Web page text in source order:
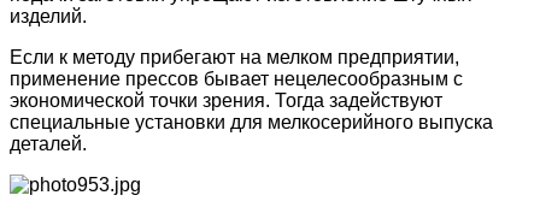
изделий.
Если к методу прибегают на мелком предприятии,
применение прессов бывает нецелесообразным с
экономической точки зрения. Тогда задействуют
специальные установки для мелкосерийного выпуска
деталей.